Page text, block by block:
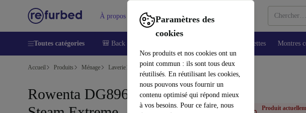
Paramètres des
cookies
Nos produits et nos cookies ont un
point commun : ils sont tous deux
réutilisés. En réutilisant les cookies,
nous pouvons vous fournir un
contenu optimisé qui répond mieux
à vos besoins. Pour ce faire, nous
À propos Aide
Toutes catégories 🎒 Back to school Tablettes Montres
Accueil Produits Ménage Laverie Stations vapeur
Rowenta DG8962 Silence
Produit